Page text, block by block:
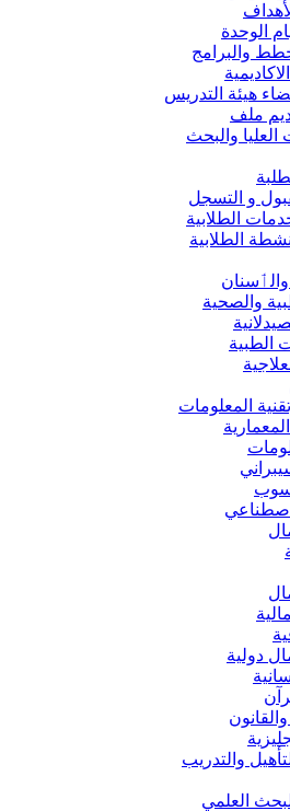
الوحدة
والبرامج
هيئة التدريس
ملف
العليا والبحث
و التسجل
الطلابية
الطلابية
والصحية
الطبية
المعلومات
دولية
والتدريب
العلمي